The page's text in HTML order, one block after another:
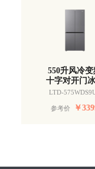
550升风冷变
十字对开门
LTD-
参考价 ￥